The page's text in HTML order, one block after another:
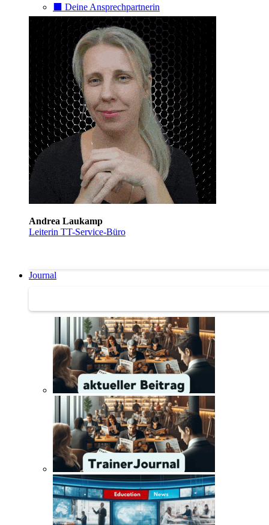
⬛️ Deine Ansprechpartnerin
Andrea Laukamp
Leiterin TT-Service-Büro
Journal